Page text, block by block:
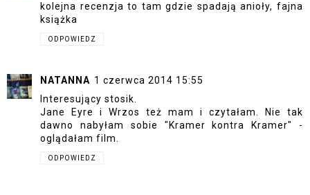
kolejna recenzja to tam gdzie spadają anioły, fajna
książka
ODPOWIEDZ
NATANNA 1 czerwca 2014 15:55
Interesujący stosik.
Jane Eyre i Wrzos też mam i czytałam. Nie tak
dawno nabyłam sobie "Kramer kontra Kramer" -
oglądałam film.
ODPOWIEDZ